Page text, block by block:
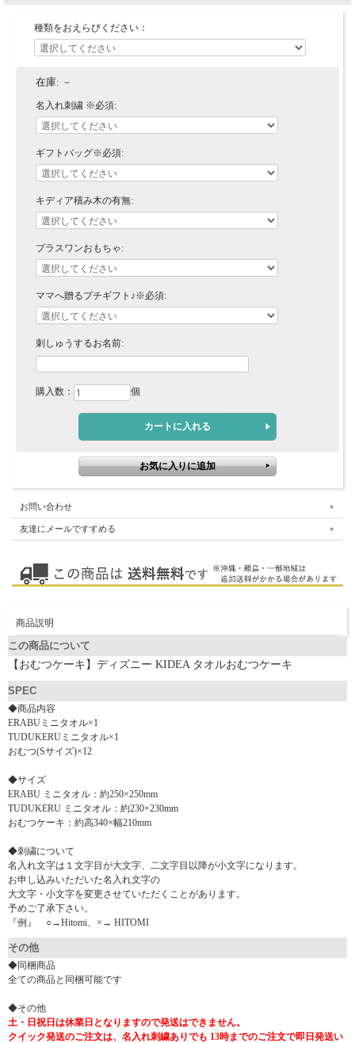
種類をおえらびください：
在庫: －
名入れ刺繍 ※必須:
ギフトバッグ※必須:
キディア積み木の有無:
プラスワンおもちゃ:
ママへ贈るプチギフト♪※必須:
刺しゅうするお名前:
購入数： 個
お問い合わせ
友達にメールですすめる
商品説明
この商品について
【おむつケーキ】ディズニー KIDEA タオルおむつケーキ
SPEC
◆商品内容
ERABUミニタオル×1
TUDUKERUミニタオル×1
おむつ(Sサイズ)×12
◆サイズ
ERABU ミニタオル：約250×250mm
TUDUKERU ミニタオル：約230×230mm
おむつケーキ：約高340×幅210mm
◆刺繍について
名入れ文字は１文字目が大文字、二文字目以降が小文字になります。
お申し込みいただいた名入れ文字の
大文字・小文字を変更させていただくことがあります。
予めご了承下さい。
『例』 ○→Hitomi、×→ HITOMI
その他
◆同梱商品
全ての商品と同梱可能です
◆その他
土・日祝日は休業日となりますので発送はできません。
クイック発送のご注文は、名入れ刺繍ありでも 13時までのご注文で即日発送い